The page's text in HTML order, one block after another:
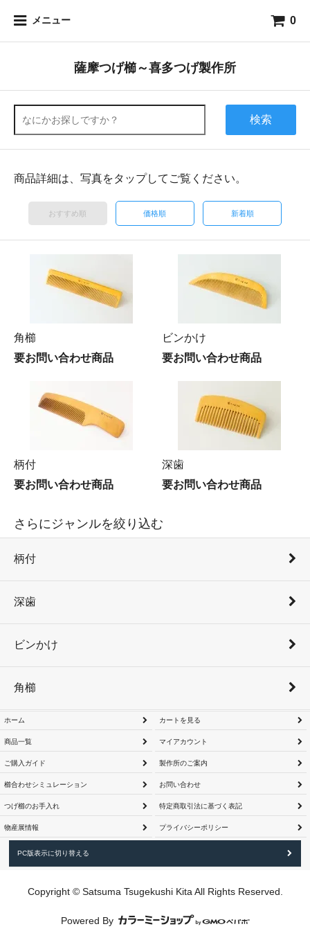
メニュー 0
薩摩つげ櫛～喜多つげ製作所
検索
商品詳細は、写真をタップしてご覧ください。
おすすめ順 価格順 新着順
角櫛
要お問い合わせ商品
ビンかけ
要お問い合わせ商品
柄付
要お問い合わせ商品
深歯
要お問い合わせ商品
さらにジャンルを絞り込む
柄付
深歯
ビンかけ
角櫛
ホーム カートを見る
商品一覧 マイアカウント
ご購入ガイド 製作所のご案内
櫛合わせシミュレーション お問い合わせ
つげ櫛のお手入れ 特定商取引法に基づく表記
物産展情報 プライバシーポリシー
PC版表示に切り替える
Copyright © Satsuma Tsugekushi Kita All Rights Reserved.
Powered By